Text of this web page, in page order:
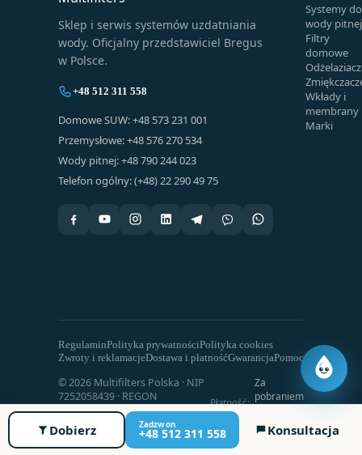
Sklep i serwis systemów uzdatniania
wody. Oficjalny przedstawiciel Bregus
w Polsce.
+48 512 311 558
Domowe SUW: +48 573 231 001
Przemysłowe: +48 576 270 534
Wody pitnej: +48 790 244 023
Telefon ogólny: (+48) 22 290 49 75
Systemy do
wody pitnej
Filtry
domowe
Wkłady i
membrany
Marki
RegulaminPolityka prywatnościPolityka cookies
Zwroty i reklamacjeDostawa i płatnośćGwarancjaPomoc
© 2026 Multifilters Polska · NIP
7252058439 · REGON
101405813 · Wszelkie prawa
zastrzeżone
Płatność:
Za
pobraniem
bankowy
Dobierz Zadzwon
+48 512 311 558 Konsultacja